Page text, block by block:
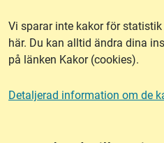
Vi sparar inte kakor för
här. Du kan alltid ändra dina
på länken Kakor (cookies).
Detaljerad information om de
Tillgänglighet
Other languages
Kakor (cookies)